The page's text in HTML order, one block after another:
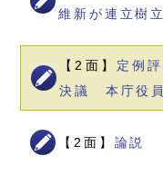
維新が連立樹
【2面】 定例
決議 本庁役
【2面】 論説